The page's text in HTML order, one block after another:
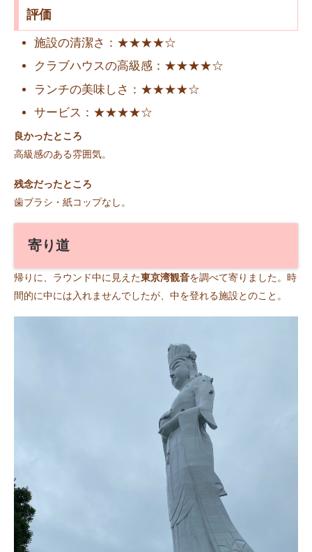
評価
施設の清潔さ：★★★★☆
クラブハウスの高級感：★★★★☆
ランチの美味しさ：★★★★☆
サービス：★★★★☆
良かったところ
高級感のある雰囲気。
残念だったところ
歯ブラシ・紙コップなし。
寄り道
帰りに、ラウンド中に見えた東京湾観音を調べて寄りました。時
間的に中には入れませんでしたが、中を登れる施設とのこと。